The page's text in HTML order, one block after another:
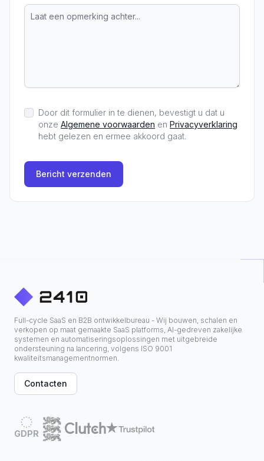
Door dit formulier in te dienen, bevestigt u dat u
onze Algemene voorwaarden en Privacyverklaring
hebt gelezen en ermee akkoord gaat.
Bericht verzenden
Full-cycle SaaS en B2B ontwikkelbureau - Wij bouwen, schalen en
verkopen op maat gemaakte SaaS platforms, AI-gedreven zakelijke
systemen en automatiseringsoplossingen met uitgebreide
ondersteuning na lancering, volgens ISO 9001
kwaliteitsmanagementnormen.
Contacten
GDPR